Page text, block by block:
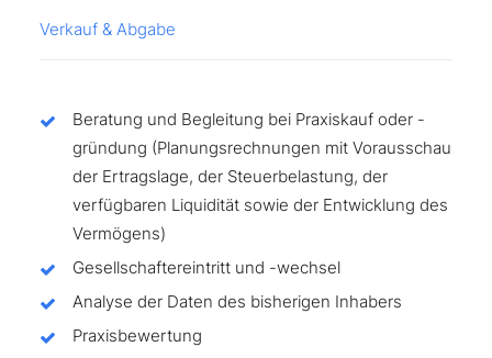
Verkauf & Abgabe
Beratung und Begleitung bei Praxiskauf oder -
gründung (Planungsrechnungen mit Vorausschau
der Ertragslage, der Steuerbelastung, der
verfügbaren Liquidität sowie der Entwicklung des
Vermögens)
Gesellschaftereintritt und -wechsel
Analyse der Daten des bisherigen Inhabers
Praxisbewertung